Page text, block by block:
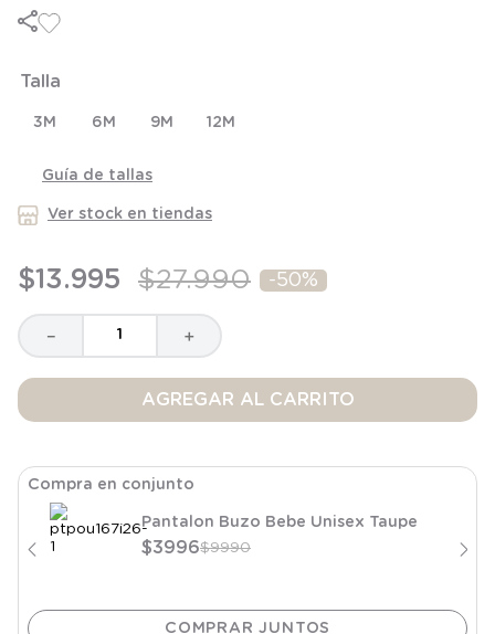
Talla
3M 6M 9M 12M
Guía de tallas
Ver stock en tiendas
$13.995 $27.990 -50%
＋
－
AGREGAR AL CARRITO
Compra en conjunto
Pantalon Buzo Bebe Unisex Taupe
$3996$9990
8.
9.
saco